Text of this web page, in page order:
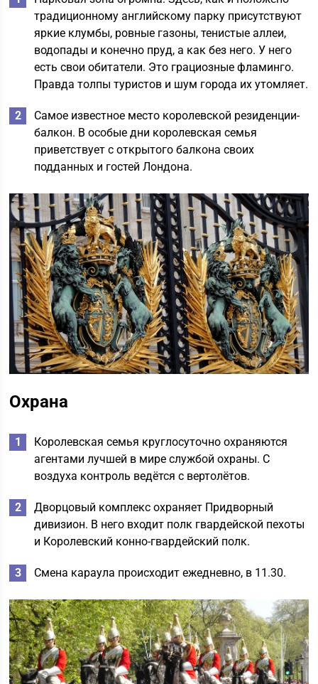
традиционному английскому парку присутствуют
яркие клумбы, ровные газоны, тенистые аллеи,
водопады и конечно пруд, а как без него. У него
есть свои обитатели. Это грациозные фламинго.
Правда толпы туристов и шум города их утомляет.
Самое известное место королевской резиденции-
балкон. В особые дни королевская семья
приветствует с открытого балкона своих
подданных и гостей Лондона.
Охрана
Королевская семья круглосуточно охраняются
агентами лучшей в мире службой охраны. С
воздуха контроль ведётся с вертолётов.
Дворцовый комплекс охраняет Придворный
дивизион. В него входит полк гвардейской пехоты
и Королевский конно-гвардейский полк.
Смена караула происходит ежедневно, в 11.30.